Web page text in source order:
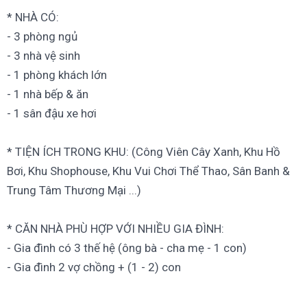
* NHÀ CÓ:
- 3 phòng ngủ
- 3 nhà vệ sinh
- 1 phòng khách lớn
- 1 nhà bếp & ăn
- 1 sân đậu xe hơi
* TIỆN ÍCH TRONG KHU: (Công Viên Cây Xanh, Khu Hồ
Bơi, Khu Shophouse, Khu Vui Chơi Thể Thao, Sân Banh &
Trung Tâm Thương Mại ...)
* CĂN NHÀ PHÙ HỢP VỚI NHIỀU GIA ĐÌNH:
- Gia đình có 3 thế hệ (ông bà - cha mẹ - 1 con)
- Gia đình 2 vợ chồng + (1 - 2) con